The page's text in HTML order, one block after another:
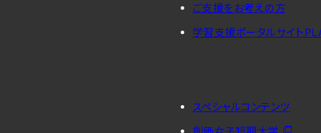
ご支援をお考えの方
学習支援ポータルサイト
スペシャルコンテンツ